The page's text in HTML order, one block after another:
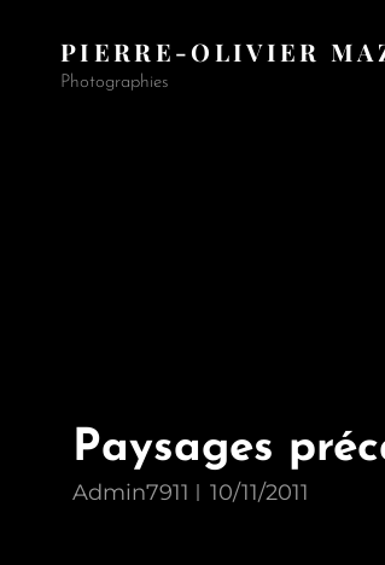
PIERRE-OLIVIER
Photographies
Paysages
Admin7911 10/11/2011